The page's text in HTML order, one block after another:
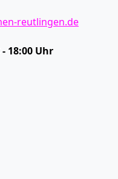
reutlingen.de
- 18:00 Uhr